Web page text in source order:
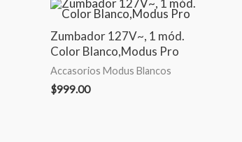
Zumbador 127V~, 1 mód.
Color Blanco,Modus Pro
Accasorios Modus Blancos
$999.00